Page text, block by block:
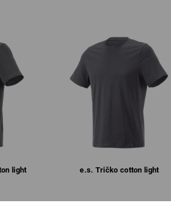
Perte v práčke na 40 °C
Sušte v sušičke nastavenej na
vysokú teplotu
Chemicky nečistiť
light e.s. Tričko cotton light